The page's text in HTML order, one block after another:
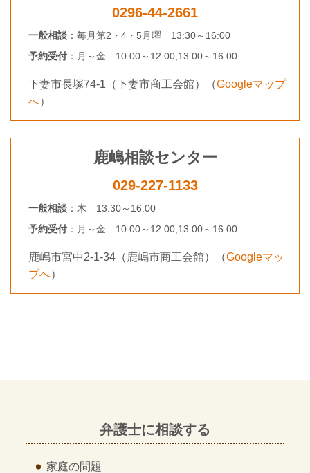
0296-44-2661
一般相談 ： 毎月第2・4・5月曜 13:30～16:00
予約受付 ： 月～金 10:00～12:00, 13:00～16:00
下妻市長塚74-1（下妻市商工会館） （Googleマップ
へ）
鹿嶋相談センター
029-227-1133
一般相談 ： 木 13:30～16:00
予約受付 ： 月～金 10:00～12:00, 13:00～16:00
鹿嶋市宮中2-1-34（鹿嶋市商工会館） （Googleマッ
プへ）
弁護士に相談する
家庭の問題